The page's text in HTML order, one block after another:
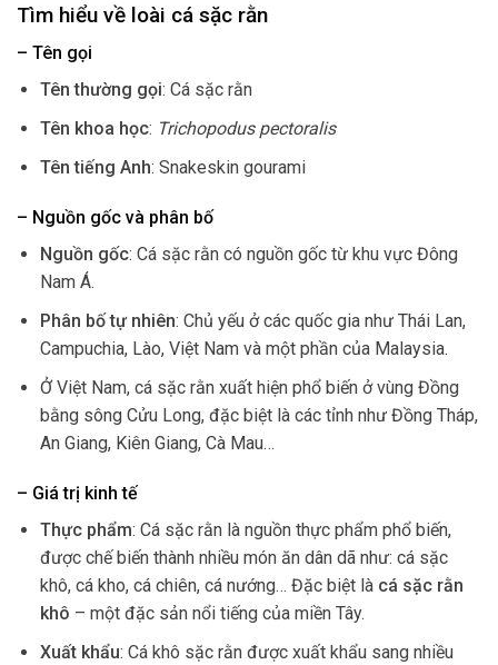
Tìm hiểu về loài cá sặc rằn
– Tên gọi
Tên thường gọi: Cá sặc rằn
Tên khoa học: Trichopodus pectoralis
Tên tiếng Anh: Snakeskin gourami
– Nguồn gốc và phân bố
Nguồn gốc: Cá sặc rằn có nguồn gốc từ khu vực Đông
Nam Á.
Phân bố tự nhiên: Chủ yếu ở các quốc gia như Thái Lan,
Campuchia, Lào, Việt Nam và một phần của Malaysia.
Ở Việt Nam, cá sặc rằn xuất hiện phổ biến ở vùng Đồng
bằng sông Cửu Long, đặc biệt là các tỉnh như Đồng Tháp,
An Giang, Kiên Giang, Cà Mau…
– Giá trị kinh tế
Thực phẩm: Cá sặc rằn là nguồn thực phẩm phổ biến,
được chế biến thành nhiều món ăn dân dã như: cá sặc
khô, cá kho, cá chiên, cá nướng… Đặc biệt là cá sặc rằn
khô – một đặc sản nổi tiếng của miền Tây.
Xuất khẩu: Cá khô sặc rằn được xuất khẩu sang nhiều